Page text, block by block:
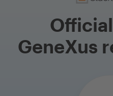
GeneXus